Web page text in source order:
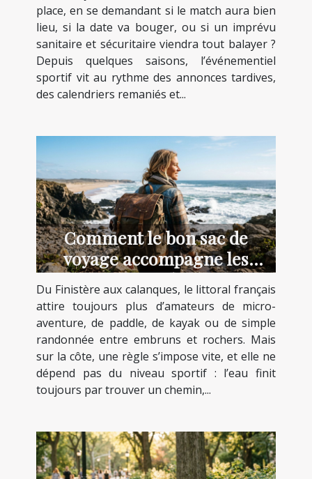
place, en se demandant si le match aura bien
lieu, si la date va bouger, ou si un imprévu
sanitaire et sécuritaire viendra tout balayer ?
Depuis quelques saisons, l’événementiel
sportif vit au rythme des annonces tardives,
des calendriers remaniés et...
Comment le bon sac de
voyage accompagne les
aventuriers du littoral
Du Finistère aux calanques, le littoral français
attire toujours plus d’amateurs de micro-
aventure, de paddle, de kayak ou de simple
randonnée entre embruns et rochers. Mais
sur la côte, une règle s’impose vite, et elle ne
dépend pas du niveau sportif : l’eau finit
toujours par trouver un chemin,...